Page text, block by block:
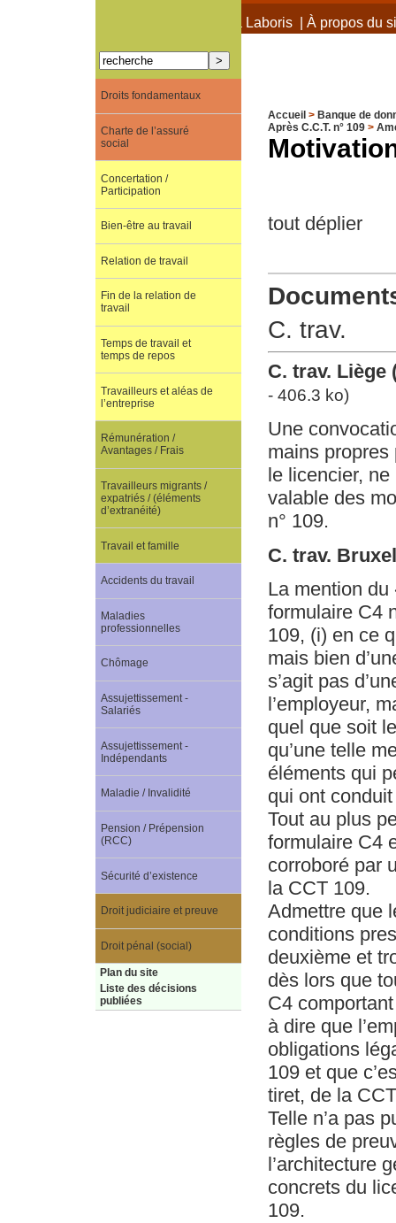
À propos de Terra Laboris| À propos du
Accueil > Banque de
Après C.C.T. n° 109>
tout déplier
C. trav.
C. trav. Liège
- 406.3 ko)
Une
mains propres
le licencier,
valable des
n° 109.
C. trav.
La mention du
formulaire C4
109, (i) en ce
mais bien
s’agit pas
l’employeur,
quel que soit
qu’une telle
éléments qui
qui ont
Tout au plus
formulaire C4
corroboré par
la CCT 109.
Admettre que
conditions
deuxième et
dès lors que
C4
à dire que
obligations
109 et que
tiret, de la
Telle n’a pas
règles de
l’architecture
concrets du
109.
Droits fondamentaux
Charte de l’assuré
social
Concertation /
Participation
Bien-être au travail
Relation de travail
Fin de la relation de
travail
Temps de travail et
temps de repos
Travailleurs et aléas de
l’entreprise
Rémunération /
Avantages / Frais
Travailleurs migrants /
expatriés / (éléments
d’extranéité)
Travail et famille
Accidents du travail
Maladies
professionnelles
Chômage
Assujettissement -
Salariés
Assujettissement -
Indépendants
Maladie / Invalidité
Pension / Prépension
(RCC)
Sécurité d’existence
Droit judiciaire et preuve
Droit pénal (social)
Plan du site
Liste des décisions
publiées